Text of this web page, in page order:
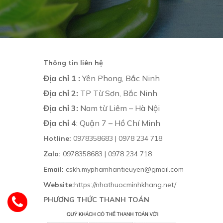
Thông tin liên hệ
Địa chỉ 1 :Yên Phong, Bắc Ninh
Địa chỉ 2: TP Từ Sơn, Bắc Ninh
Địa chỉ 3: Nam từ Liêm – Hà Nội
Địa chỉ 4: Quận 7 – Hồ Chí Minh
Hotline: 0978358683 | 0978 234 718
Zalo: 0978358683 | 0978 234 718
Email: cskh.myphamhantieuyen@gmail.com
Website:https://nhathuocminhkhang.net/
PHƯƠNG THỨC THANH TOÁN